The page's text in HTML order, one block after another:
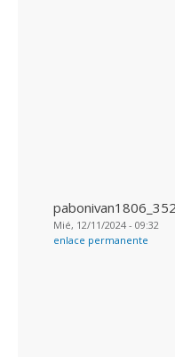
Mié, 12/11/2024 - 09:32
enlace permanente